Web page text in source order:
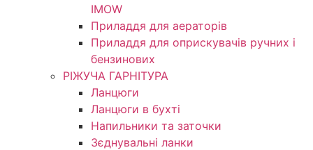
IMOW
Приладдя для аераторів
Приладдя для оприскувачів ручних і
бензинових
РІЖУЧА ГАРНІТУРА
Ланцюги
Ланцюги в бухті
Напильники та заточки
Зєднувальні ланки